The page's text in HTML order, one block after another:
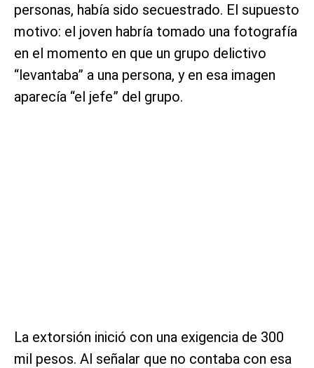
personas, había sido secuestrado. El supuesto
motivo: el joven habría tomado una fotografía
en el momento en que un grupo delictivo
“levantaba” a una persona, y en esa imagen
aparecía “el jefe” del grupo.
La extorsión inició con una exigencia de 300
mil pesos. Al señalar que no contaba con esa